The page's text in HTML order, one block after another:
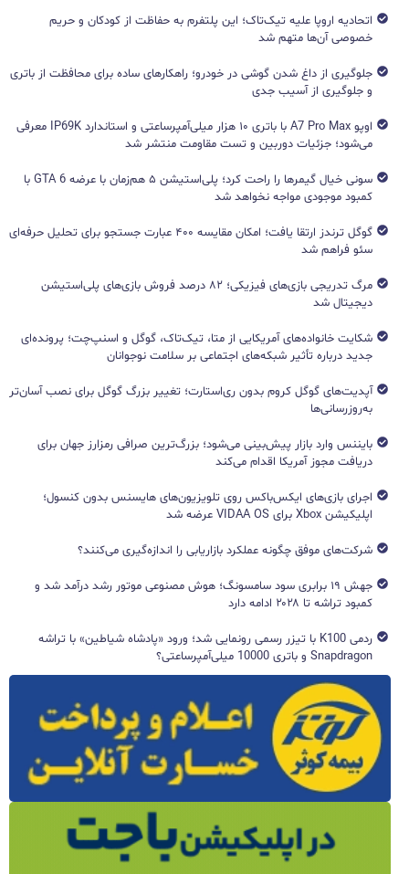
اتحادیه اروپا علیه تیک‌تاک؛ این پلتفرم به حفاظت از کودکان و حریم
خصوصی آن‌ها متهم شد
جلوگیری از داغ شدن گوشی در خودرو؛ راهکارهای ساده برای محافظت از باتری
و جلوگیری از آسیب جدی
اوپو A7 Pro Max با باتری ۱۰ هزار میلی‌آمپرساعتی و استاندارد IP69K معرفی
می‌شود؛ جزئیات دوربین و تست مقاومت منتشر شد
سونی خیال گیمرها را راحت کرد؛ پلی‌استیشن ۵ هم‌زمان با عرضه GTA 6 با
کمبود موجودی مواجه نخواهد شد
گوگل ترندز ارتقا یافت؛ امکان مقایسه ۴۰۰ عبارت جستجو برای تحلیل حرفه‌ای
سئو فراهم شد
مرگ تدریجی بازی‌های فیزیکی؛ ۸۲ درصد فروش بازی‌های پلی‌استیشن
دیجیتال شد
شکایت خانواده‌های آمریکایی از متا، تیک‌تاک، گوگل و اسنپ‌چت؛ پرونده‌ای
جدید درباره تأثیر شبکه‌های اجتماعی بر سلامت نوجوانان
آپدیت‌های گوگل کروم بدون ری‌استارت؛ تغییر بزرگ گوگل برای نصب آسان‌تر
به‌روزرسانی‌ها
بایننس وارد بازار پیش‌بینی می‌شود؛ بزرگ‌ترین صرافی رمزارز جهان برای
دریافت مجوز آمریکا اقدام می‌کند
اجرای بازی‌های ایکس‌باکس روی تلویزیون‌های هایسنس بدون کنسول؛
اپلیکیشن Xbox برای VIDAA OS عرضه شد
شرکت‌های موفق چگونه عملکرد بازاریابی را اندازه‌گیری می‌کنند؟
جهش ۱۹ برابری سود سامسونگ؛ هوش مصنوعی موتور رشد درآمد شد و
کمبود تراشه تا ۲۰۲۸ ادامه دارد
ردمی K100 با تیزر رسمی رونمایی شد؛ ورود «پادشاه شیاطین» با تراشه
Snapdragon و باتری 10000 میلی‌آمپرساعتی؟